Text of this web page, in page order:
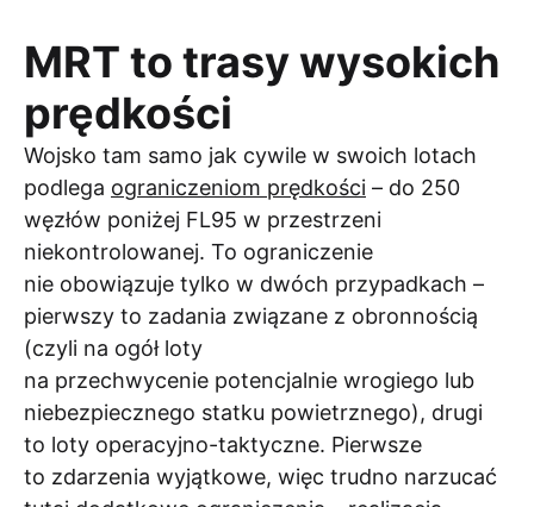
MRT to trasy wysokich
prędkości
Wojsko tam samo jak cywile w swoich lotach
podlega ograniczeniom prędkości – do 250
węzłów poniżej FL95 w przestrzeni
niekontrolowanej. To ograniczenie
nie obowiązuje tylko w dwóch przypadkach –
pierwszy to zadania związane z obronnością
(czyli na ogół loty
na przechwycenie potencjalnie wrogiego lub
niebezpiecznego statku powietrznego), drugi
to loty operacyjno-taktyczne. Pierwsze
to zdarzenia wyjątkowe, więc trudno narzucać